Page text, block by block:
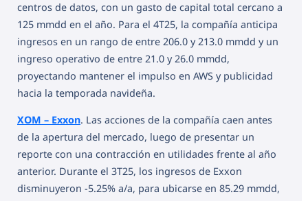
centros de datos, con un gasto de capital total cercano a
125 mmdd en el año. Para el 4T25, la compañía anticipa
ingresos en un rango de entre 206.0 y 213.0 mmdd y un
ingreso operativo de entre 21.0 y 26.0 mmdd,
proyectando mantener el impulso en AWS y publicidad
hacia la temporada navideña.
XOM – Exxon. Las acciones de la compañía caen antes
de la apertura del mercado, luego de presentar un
reporte con una contracción en utilidades frente al año
anterior. Durante el 3T25, los ingresos de Exxon
disminuyeron -5.25% a/a, para ubicarse en 85.29 mmdd,